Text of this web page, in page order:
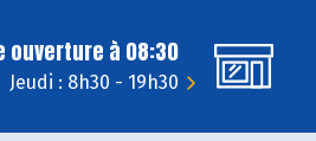
ouverture à 08:30
Jeudi : 8h30 - 19h30